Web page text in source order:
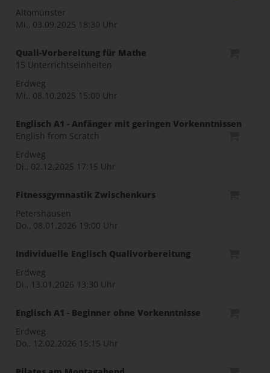
Altomünster
Mi., 03.09.2025 18:30 Uhr
Quali-Vorbereitung für Mathe
15 Unterrichtseinheiten
Erdweg
Mi., 08.10.2025 15:00 Uhr
Englisch A1 - Anfänger mit geringen Vorkenntnissen
English from Scratch
Erdweg
Di., 02.12.2025 17:15 Uhr
Fitnessgymnastik Zwischenkurs
Petershausen
Do., 08.01.2026 19:00 Uhr
Individuelle Englisch Qualivorbereitung
Erdweg
Di., 13.01.2026 13:30 Uhr
Englisch A1 - Beginner ohne Vorkenntnisse
Erdweg
Do., 12.02.2026 15:15 Uhr